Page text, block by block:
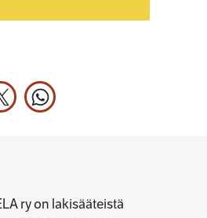
Jaa X:ssäJaa WhatsApissa
ry on lakisääteistä